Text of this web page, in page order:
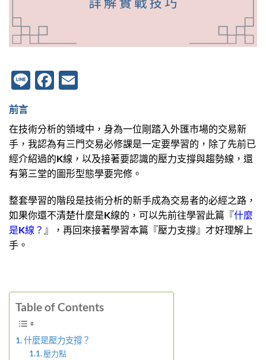
LineFacebook
前言
在技術分析的領域中，身為一位剛踏入外匯市場的交易新
手，我認為有三門交易必修課是一定要學習的，除了先前已
經介紹過的K線，以及接著要認識的壓力支撐與趨勢線，還
有第三堂的圖形型態學要完修。
整套學習的階段是技術分析的新手成為交易者的必經之路，
如果你還不清楚什麼是K線的，可以先前往學習此篇『什麼
是K線？ 』，再回來接著學習本篇『壓力支撐』才好理解上
手。
Table of Contents
什麼是壓力支撐？
壓力點